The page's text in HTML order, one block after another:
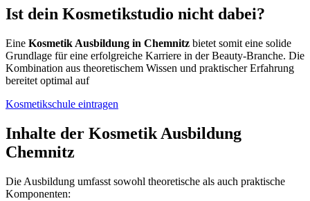
Ist dein Kosmetikstudio nicht dabei?
Eine Kosmetik Ausbildung in Chemnitz bietet somit eine solide
Grundlage für eine erfolgreiche Karriere in der Beauty-Branche. Die
Kombination aus theoretischem Wissen und praktischer Erfahrung
bereitet optimal auf
Kosmetikschule eintragen
Inhalte der Kosmetik Ausbildung
Chemnitz
Die Ausbildung umfasst sowohl theoretische als auch praktische
Komponenten: